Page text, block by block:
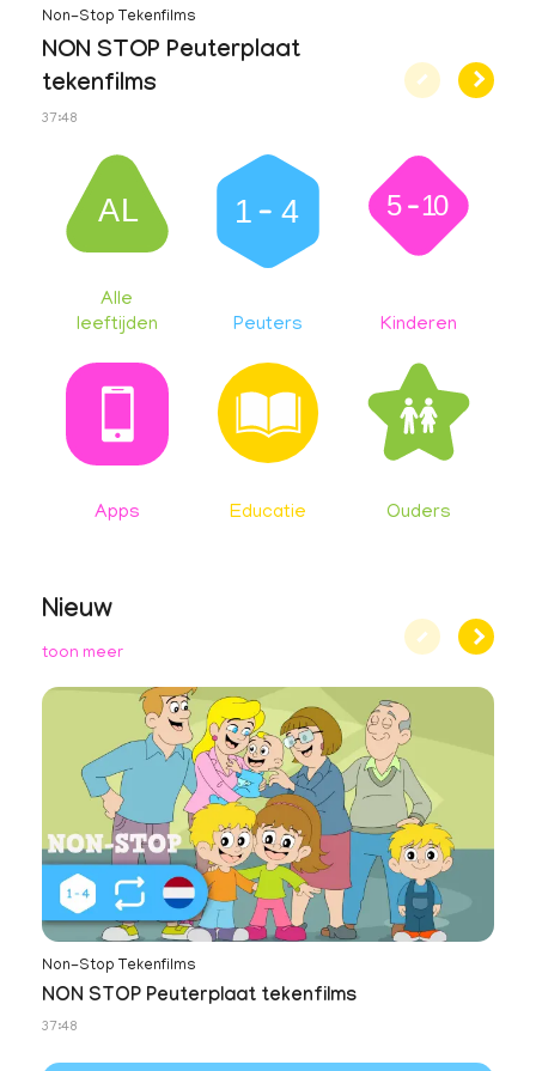
Non-Stop Tekenfilms
NON STOP Peuterplaat
tekenfilms
37:48
AL
Alle
leeftijden
4
1
Peuters
10
5
Kinderen
Apps Educatie Ouders
Nieuw
toon meer
Non-Stop Tekenfilms
NON STOP Peuterplaat tekenfilms
37:48